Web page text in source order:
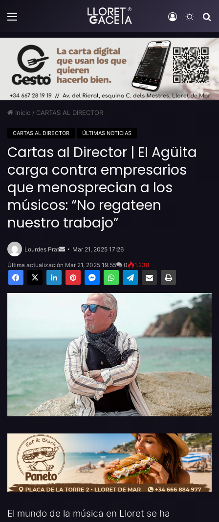
Menú Iniciar
Inicio / CARTAS AL DIRECTOR
CARTAS AL DIRECTOR ÚLTIMAS NOTICIAS
Cartas al Director | El Agüita
carga contra empresarios
que menosprecian a los
músicos: “No regateen
nuestro trabajo”
Lourdes Prat
email
Mar 21, 2025 17:26
Última actualización Mar 21, 2025 19:55 0 1.238
Facebook
X LinkedInPinterestMessengerWhatsAppTelegramCompartir por email Imprimir
El mundo de la música en Lloret se ha